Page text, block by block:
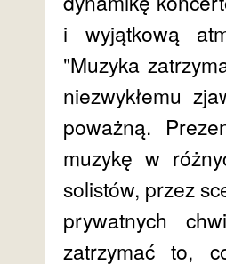
i wyjątkową
"Muzyka
niezwykłemu
poważną.
muzykę w
solistów, przez
prywatnych
zatrzymać to,